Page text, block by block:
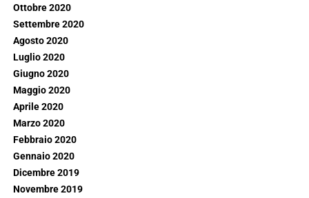
Ottobre 2020
Settembre 2020
Agosto 2020
Luglio 2020
Giugno 2020
Maggio 2020
Aprile 2020
Marzo 2020
Febbraio 2020
Gennaio 2020
Dicembre 2019
Novembre 2019